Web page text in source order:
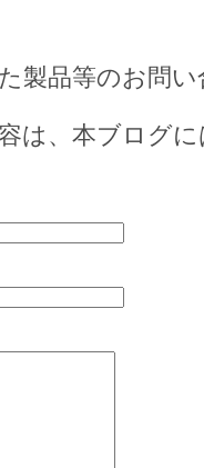
製品等のお問
は、本ブログ